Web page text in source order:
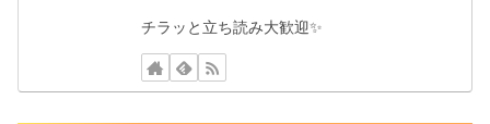
チラッと立ち読み大歓迎✨️